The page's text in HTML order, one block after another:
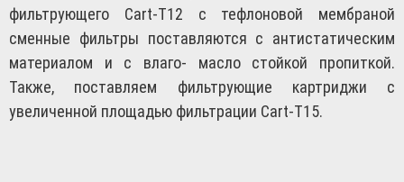
фильтрующего Cart-T12 с тефлоновой мембраной
сменные фильтры поставляются с антистатическим
материалом и с влаго- масло стойкой пропиткой.
Также, поставляем фильтрующие картриджи с
увеличенной площадью фильтрации Cart-T15.